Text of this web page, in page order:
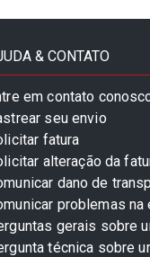
& CONTATO
em contato
seu envio
fatura
alteração da
dano de
problemas na
gerais sobre
técnica sobre